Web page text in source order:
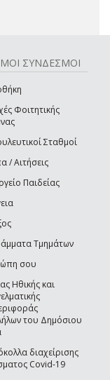
ΣΥΝΔΕΣΜΟΙ
Φοιτητικής
Σταθμοί
/ Αιτήσεις
Παιδείας
Τμημάτων
σου
Ηθικής και
του Δημόσιου
διαχείρισης
Covid-19